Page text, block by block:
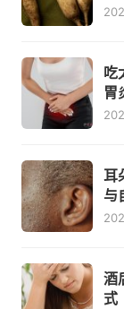
吃
胃
耳
与
酒
式